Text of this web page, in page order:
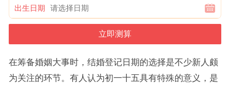
出生日期
在筹备婚姻大事时，结婚登记日期的选择是不少新人颇
为关注的环节。有人认为初一十五具有特殊的意义，是